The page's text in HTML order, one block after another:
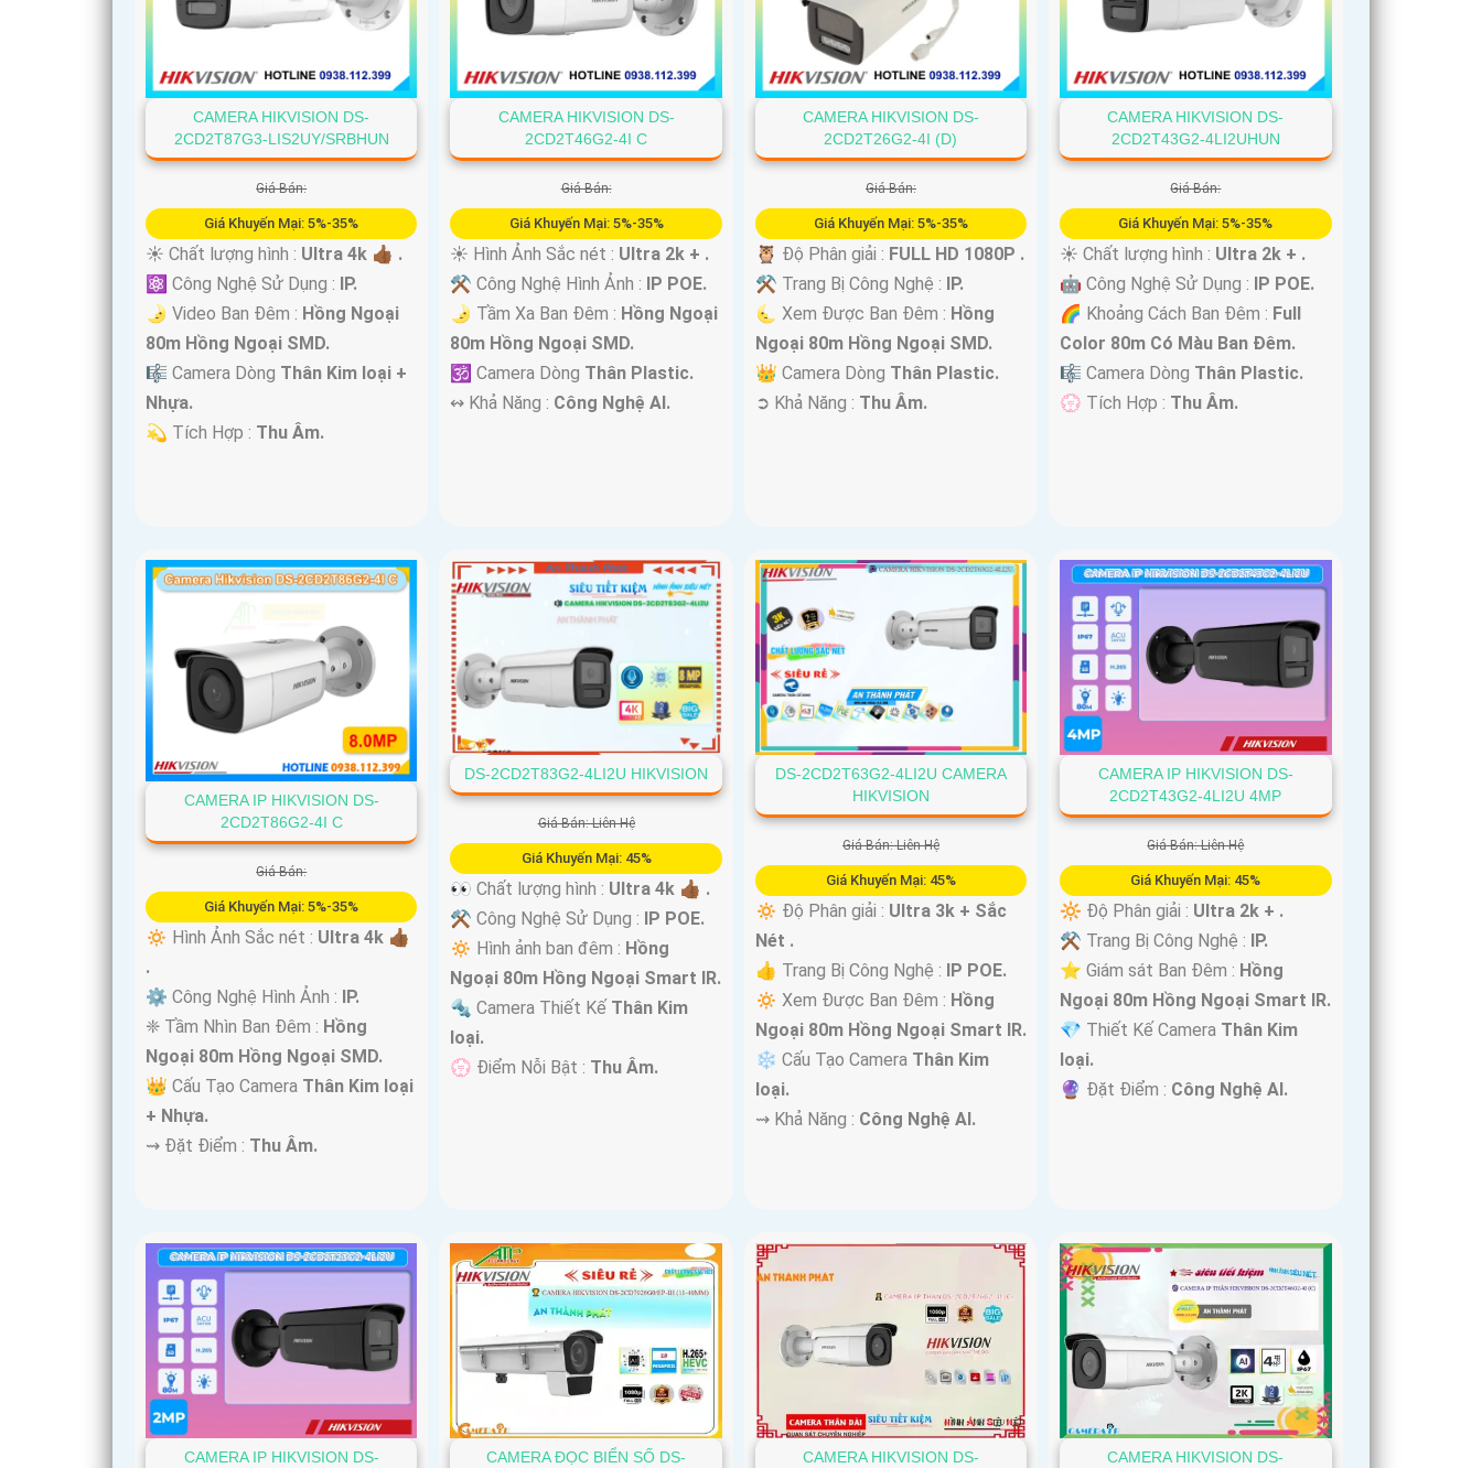
CAMERA HIKVISION DS-
2CD2T87G3-LIS2UY/SRBHUN
Giá Bán:
Giá Khuyến Mại: 5%-35%
☀️ Chất lượng hình : Ultra 4k 👍🏾 .
⚛️ Công Nghệ Sử Dụng : IP.
🌛 Video Ban Đêm : Hồng Ngoại
80m Hồng Ngoại SMD.
🎼️ Camera Dòng Thân Kim loại +
Nhựa.
️💫 Tích Hợp : Thu Âm.
CAMERA HIKVISION DS-
2CD2T46G2-4I C
Giá Bán:
Giá Khuyến Mại: 5%-35%
☀️ Hình Ảnh Sắc nét : Ultra 2k + .
⚒ Công Nghệ Hình Ảnh : IP POE.
🌛 Tầm Xa Ban Đêm : Hồng Ngoại
80m Hồng Ngoại SMD.
🕉️ Camera Dòng Thân Plastic.
️↭ Khả Năng : Công Nghệ AI.
CAMERA HIKVISION DS-
2CD2T26G2-4I (D)
Giá Bán:
Giá Khuyến Mại: 5%-35%
🦉 Độ Phân giải : FULL HD 1080P .
⚒ Trang Bị Công Nghệ : IP.
🌜 Xem Được Ban Đêm : Hồng
Ngoại 80m Hồng Ngoại SMD.
👑 Camera Dòng Thân Plastic.
️➲ Khả Năng : Thu Âm.
CAMERA HIKVISION DS-
2CD2T43G2-4LI2UHUN
Giá Bán:
Giá Khuyến Mại: 5%-35%
☀️ Chất lượng hình : Ultra 2k + .
🤖️ Công Nghệ Sử Dụng : IP POE.
🌈 Khoảng Cách Ban Đêm : Full
Color 80m Có Màu Ban Ðêm.
🎼️ Camera Dòng Thân Plastic.
️💮 Tích Hợp : Thu Âm.
CAMERA IP HIKVISION DS-
2CD2T86G2-4I C
Giá Bán:
Giá Khuyến Mại: 5%-35%
🔅 Hình Ảnh Sắc nét : Ultra 4k 👍🏾
.
⚙ Công Nghệ Hình Ảnh : IP.
❈ Tầm Nhìn Ban Đêm : Hồng
Ngoại 80m Hồng Ngoại SMD.
👑 Cấu Tạo Camera Thân Kim loại
+ Nhựa.
️⇝ Đặt Điểm : Thu Âm.
DS-2CD2T83G2-4LI2U HIKVISION
Giá Bán: Liên Hệ
Giá Khuyến Mại: 45%
️
👀 Chất lượng hình : Ultra 4k 👍🏾 .
⚒ Công Nghệ Sử Dụng : IP POE.
🔅 Hình ảnh ban đêm : Hồng
Ngoại 80m Hồng Ngoại Smart IR.
🔩 Camera Thiết Kế Thân Kim
loại.
️💮 Điểm Nỗi Bật : Thu Âm.
DS-2CD2T63G2-4LI2U CAMERA
HIKVISION
Giá Bán: Liên Hệ
Giá Khuyến Mại: 45%
🔅 Độ Phân giải : Ultra 3k + Sắc
Nét .
👍 Trang Bị Công Nghệ : IP POE.
🔅 Xem Được Ban Đêm : Hồng
Ngoại 80m Hồng Ngoại Smart IR.
❄ Cấu Tạo Camera Thân Kim
loại.
️⇝ Khả Năng : Công Nghệ AI.
CAMERA IP HIKVISION DS-
2CD2T43G2-4LI2U 4MP
Giá Bán: Liên Hệ
Giá Khuyến Mại: 45%
🔆 Độ Phân giải : Ultra 2k + .
⚒ Trang Bị Công Nghệ : IP.
⭐ Giám sát Ban Đêm : Hồng
Ngoại 80m Hồng Ngoại Smart IR.
💎 Thiết Kế Camera Thân Kim
loại.
️🔮 Đặt Điểm : Công Nghệ AI.
CAMERA IP HIKVISION DS-
CAMERA ĐỌC BIỂN SỐ DS-
CAMERA HIKVISION DS-
CAMERA HIKVISION DS-